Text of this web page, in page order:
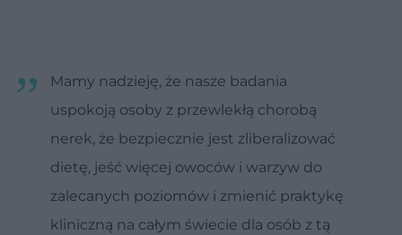
Mamy nadzieję, że nasze badania
uspokoją osoby z przewlekłą chorobą
nerek, że bezpiecznie jest zliberalizować
dietę, jeść więcej owoców i warzyw do
zalecanych poziomów i zmienić praktykę
kliniczną na całym świecie dla osób z tą